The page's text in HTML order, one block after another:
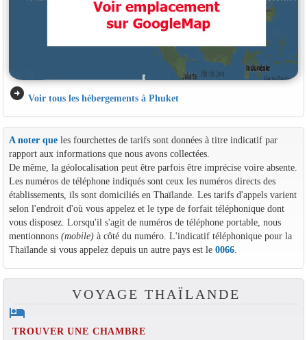
arrow_circle_right Voir tous les hébergements à Phuket
A noter queles fourchettes de tarifs sont données à titre indicatif par
rapport aux informations que nous avons collectées.
De même, la géolocalisation peut être parfois être imprécise voire absente.
Les numéros de téléphone indiqués sont ceux les numéros directs des
établissements, ils sont domiciliés en Thaïlande. Les tarifs d'appels varient
selon l'endroit d'où vous appelez et le type de forfait téléphonique dont
vous disposez. Lorsqu'il s'agit de numéros de téléphone portable, nous
mentionnons (mobile)à côté du numéro. L'indicatif téléphonique pour la
Thaïlande si vous appelez depuis un autre pays est le 0066.
VOYAGE THAÏLANDE
hotel
TROUVER UNE CHAMBRE